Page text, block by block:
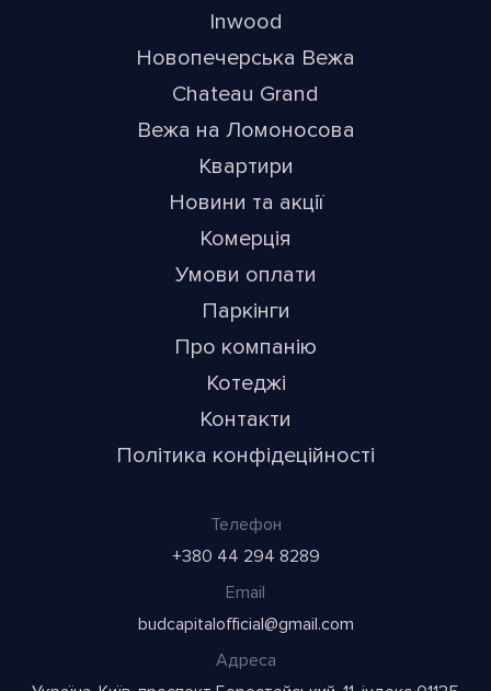
Inwood
Новопечерська Вежа
Chateau Grand
Вежа на Ломоносова
Квартири
Новини та акції
Комерція
Умови оплати
Паркінги
Про компанію
Котеджі
Контакти
Політика конфідеційності
Телефон
+380 44 294 8289
Email
budcapitalofficial@gmail.com
Адреса